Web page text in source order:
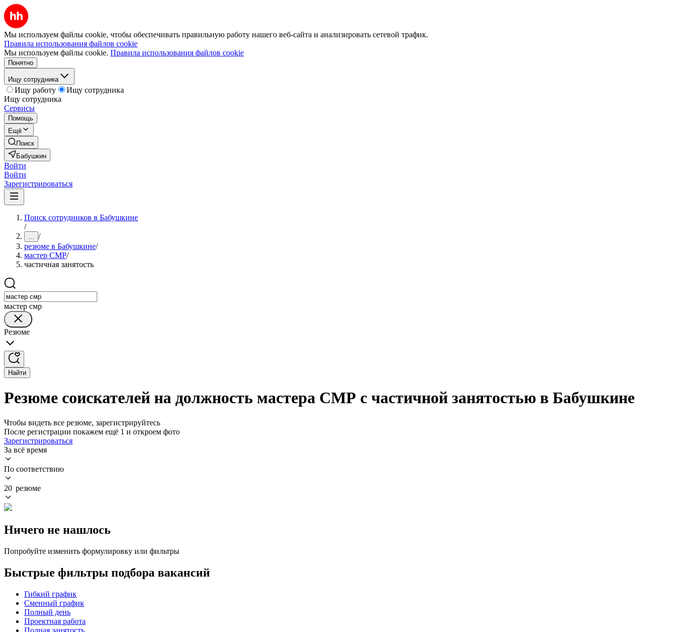
Мы используем файлы cookie, чтобы обеспечивать правильную работу нашего веб-сайта и анализировать сетевой трафик.
Правила использования файлов cookie
Мы используем файлы cookie. Правила использования файлов cookie
Понятно
Ищу сотрудника
Ищу работу
Ищу сотрудника
Ищу сотрудника
Сервисы
Помощь
Ещё
Поиск
Бабушкин
Войти
Войти
Зарегистрироваться
Поиск сотрудников в Бабушкине
/
... /
резюме в Бабушкине/
мастер СМР/
частичная занятость
мастер смр
Резюме
Найти
Резюме соискателей на должность мастера СМР с частичной занятостью в Бабушкине
Чтобы видеть все резюме, зарегистрируйтесь
После регистрации покажем ещё 1 и откроем фото
Зарегистрироваться
За всё время
По соответствию
20 резюме
Ничего не нашлось
Попробуйте изменить формулировку или фильтры
Быстрые фильтры подбора вакансий
Гибкий график
Сменный график
Полный день
Проектная работа
Полная занятость